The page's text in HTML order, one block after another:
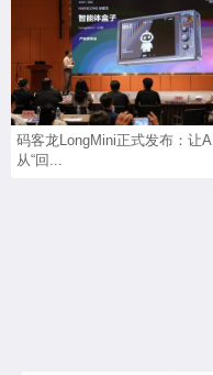
码客龙LongMini正式发布：让AI
从“回...